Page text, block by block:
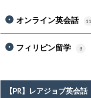
オンライン英会話 11
フィリピン留学 8
【PR】レアジョブ英会話